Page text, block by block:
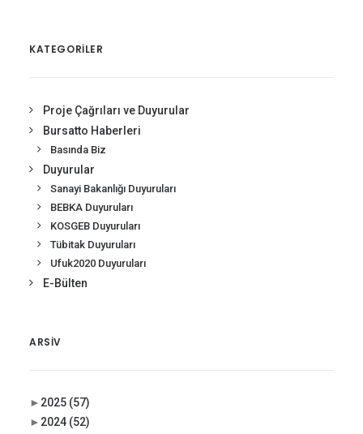
KATEGORİLER
Proje Çağrıları ve Duyurular
Bursatto Haberleri
Basında Biz
Duyurular
Sanayi Bakanlığı Duyuruları
BEBKA Duyuruları
KOSGEB Duyuruları
Tübitak Duyuruları
Ufuk2020 Duyuruları
E-Bülten
ARSIV
► 2025 (57)
► 2024 (52)